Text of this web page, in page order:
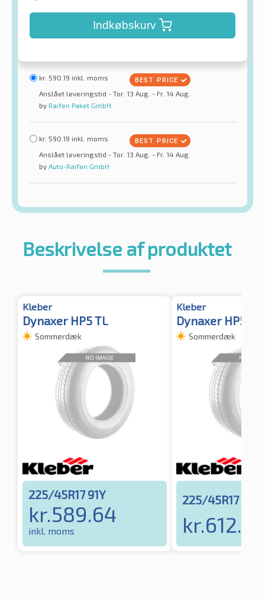
Indkøbskurv
kr. 590.19 inkl. moms
Anslået leveringstid - Tor. 13 Aug. - Fr. 14 Aug.
by Raifen Paket GmbH
kr. 590.19 inkl. moms
Anslået leveringstid - Tor. 13 Aug. - Fr. 14 Aug.
by Auto-Raifen GmbH
Beskrivelse af produktet
Kleber
Dynaxer HP5 TL
Sommerdæk
225/45R17 91Y
kr.589.64
inkl. moms
Kleber
Dynaxer HP5 TL
Sommerdæk
225/45R17 94Y
kr.612.33